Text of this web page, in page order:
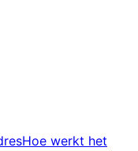
Hoe werkt het